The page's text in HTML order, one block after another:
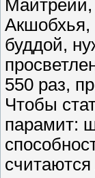
Акшобхья,
буддой,
550 раз,
Чтобы
парамит: